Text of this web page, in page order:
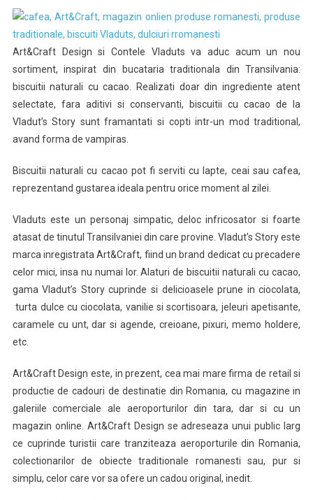
Art&Craft Design si Contele Vladuts va aduc acum un nou
sortiment, inspirat din bucataria traditionala din Transilvania:
biscuitii naturali cu cacao. Realizati doar din ingrediente atent
selectate, fara aditivi si conservanti, biscuitii cu cacao de la
Vladut’s Story sunt framantati si copti intr-un mod traditional,
avand forma de vampiras.
Biscuitii naturali cu cacao pot fi serviti cu lapte, ceai sau cafea,
reprezentand gustarea ideala pentru orice moment al zilei.
Vladuts este un personaj simpatic, deloc infricosator si foarte
atasat de tinutul Transilvaniei din care provine. Vladut’s Story este
marca inregistrata Art&Craft, fiind un brand dedicat cu precadere
celor mici, insa nu numai lor. Alaturi de biscuitii naturali cu cacao,
gama Vladut’s Story cuprinde si delicioasele prune in ciocolata,
turta dulce cu ciocolata, vanilie si scortisoara, jeleuri apetisante,
caramele cu unt, dar si agende, creioane, pixuri, memo holdere,
etc.
Art&Craft Design este, in prezent, cea mai mare firma de retail si
productie de cadouri de destinatie din Romania, cu magazine in
galeriile comerciale ale aeroporturilor din tara, dar si cu un
magazin online. Art&Craft Design se adreseaza unui public larg
ce cuprinde turistii care tranziteaza aeroporturile din Romania,
colectionarilor de obiecte traditionale romanesti sau, pur si
simplu, celor care vor sa ofere un cadou original, inedit.